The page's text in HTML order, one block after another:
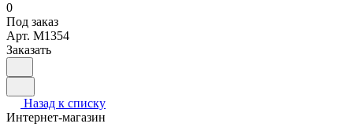
0
Под заказ
Арт. M1354
Заказать
Назад к списку
Интернет-магазин